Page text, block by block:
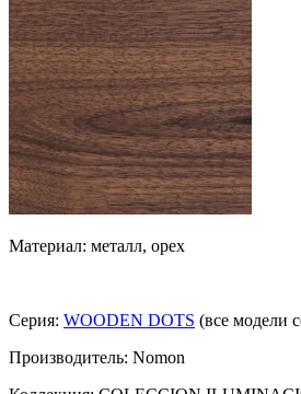
Материал: металл, орех
Серия: WOODEN DOTS (все модели
Производитель: Nomon